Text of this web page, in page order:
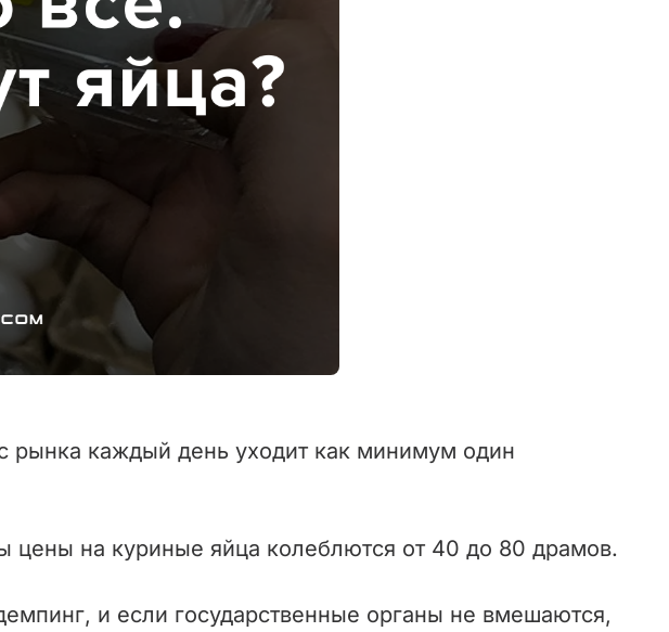
рынка каждый день уходит как минимум один
на куриные яйца колеблются от 40 до 80 драмов.
и если государственные органы не вмешаются,